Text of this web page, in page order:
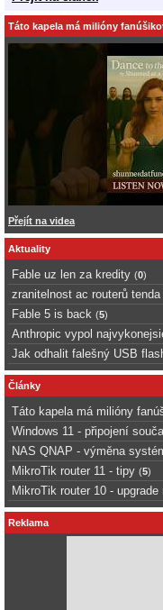
Táto kapela má milióny
Přejít na videa
Aktuality
Fable uz len za kredity (0)
zranitelnost ac routerů tenda
Fable 5 is back (5)
Anthropic vypol
Jak odhalit falešný USB
Články
Táto kapela má milióny
Windows 11 - připojení
NAS QNAP - výměna
MikroTik router 11 - tipy (5)
MikroTik router 10 - upgrade
Reklama